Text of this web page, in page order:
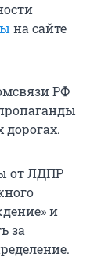
на сайте
РФ
от ЛДПР
и
за